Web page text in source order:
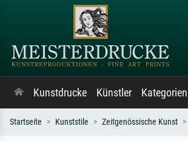
Kunstdrucke Künstler Kategorien
Startseite Kunststile Zeitgenössische Kunst